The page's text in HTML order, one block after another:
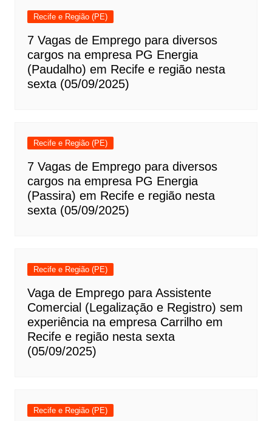
Recife e Região (PE)
7 Vagas de Emprego para diversos
cargos na empresa PG Energia
(Paudalho) em Recife e região nesta
sexta (05/09/2025)
Recife e Região (PE)
7 Vagas de Emprego para diversos
cargos na empresa PG Energia
(Passira) em Recife e região nesta
sexta (05/09/2025)
Recife e Região (PE)
Vaga de Emprego para Assistente
Comercial (Legalização e Registro) sem
experiência na empresa Carrilho em
Recife e região nesta sexta
(05/09/2025)
Recife e Região (PE)